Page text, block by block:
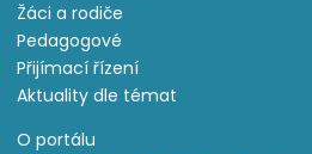
Žáci a rodiče
Pedagogové
Přijímací řízení
Aktuality dle témat
O portálu